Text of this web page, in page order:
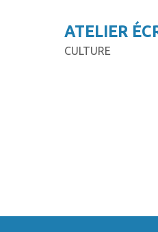
ATELIER
CULTURE